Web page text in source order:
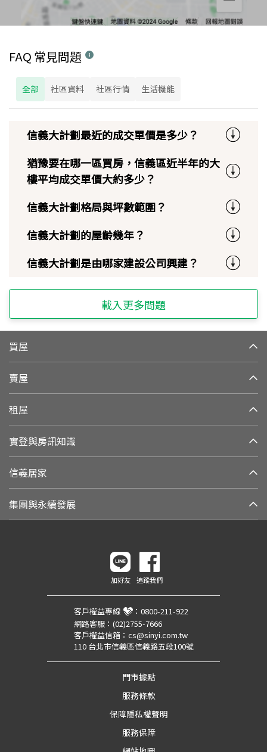
FAQ 常見問題
全部 社區資料 社區行情 生活機能
信義大計劃最近的成交單價是多少？
猶豫要在哪一區買房，信義區近半年的大
樓平均成交單價大約多少？
信義大計劃格局與坪數範圍？
信義大計劃的屋齡幾年？
信義大計劃是由哪家建設公司興建？
載入更多問題
買屋
賣屋
租屋
實登與房訊知識
信義居家
集團與永續發展
加好友 追蹤我們
客戶權益專線 ： 0800-211-922
網路客服： (02)2755-7666
客戶權益信箱： cs@sinyi.com.tw
110 台北市信義區信義路五段100號
門市據點
服務條款
保障隱私權聲明
服務保障